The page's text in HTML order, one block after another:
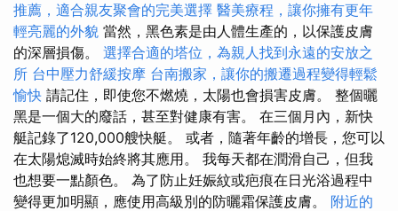
推薦，適合親友聚會的完美選擇 醫美療程，讓你擁有更年
輕亮麗的外貌 當然，黑色素是由人體生產的，以保護皮膚
的深層損傷。 選擇合適的塔位，為親人找到永遠的安放之
所 台中壓力舒緩按摩 台南搬家，讓你的搬遷過程變得輕鬆
愉快 請記住，即使您不燃燒，太陽也會損害皮膚。 整個曬
黑是一個大的廢話，甚至對健康有害。 在三個月內，新快
艇記錄了120,000艘快艇。 或者，隨著年齡的增長，您可以
在太陽熄滅時始終將其應用。 我每天都在潤滑自己，但我
也想要一點顏色。 為了防止妊娠紋或疤痕在日光浴過程中
變得更加明顯，應使用高級別的防曬霜保護皮膚。 附近的